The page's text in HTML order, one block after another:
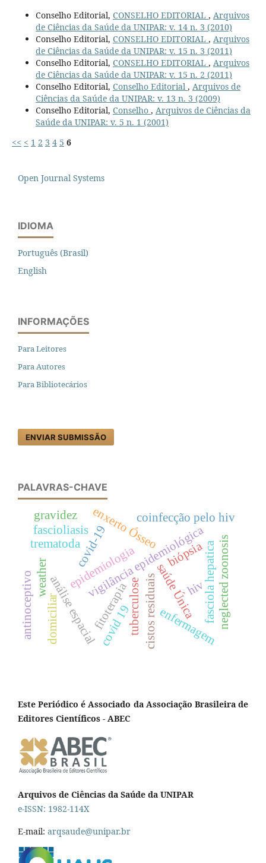
Conselho Editorial, CONSELHO EDITORIAL , Arquivos
de Ciências da Saúde da UNIPAR: v. 14 n. 3 (2010)
Conselho Editorial, CONSELHO EDITORIAL , Arquivos
de Ciências da Saúde da UNIPAR: v. 15 n. 3 (2011)
Conselho Editorial, CONSELHO EDITORIAL , Arquivos
de Ciências da Saúde da UNIPAR: v. 15 n. 2 (2011)
Conselho Editorial, Conselho Editorial , Arquivos de
Ciências da Saúde da UNIPAR: v. 13 n. 3 (2009)
Conselho Editorial, Conselho , Arquivos de Ciências da
Saúde da UNIPAR: v. 5 n. 1 (2001)
<< < 1 2 3 4 5 6
Open Journal Systems
IDIOMA
Português (Brasil)
English
INFORMAÇÕES
Para Leitores
Para Autores
Para Bibliotecários
ENVIAR SUBMISSÃO
PALAVRAS-CHAVE
saúde Única
epidemiologia
vigilância epidemiológica
análise espacial cistos residuais
biópsia
enxerto Ósseocoinfecção pelo hiv
tuberculose
covid-19
fascioliasis
fasciola hepatica
trematoda
weather neglected zoonosis
fitoterapia enfermagem
domiciliar
antinoceptivo covid 19
hiv
gravidez
Este Periódico é Associado da Associação Brasileira de
Editores Científicos - ABEC
Arquivos de Ciências da Saúde da UNIPAR
e-ISSN: 1982-114X
E-mail: arqsaude@unipar.br